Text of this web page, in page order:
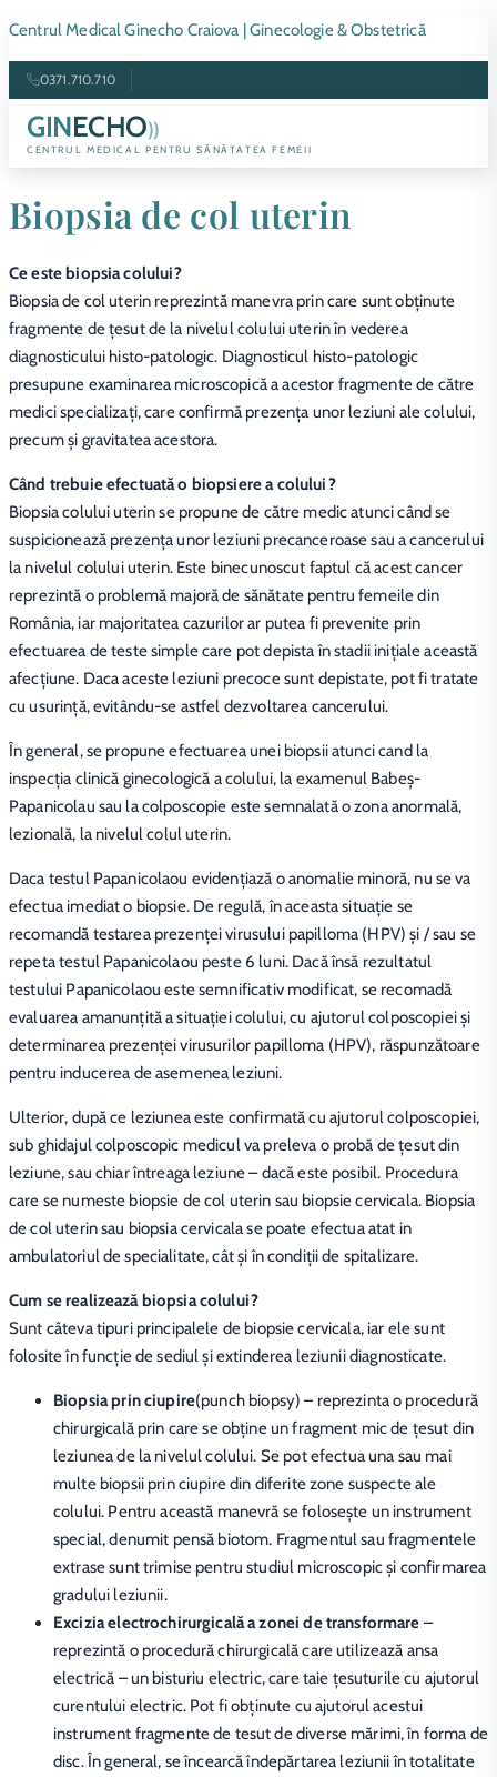
Centrul Medical Ginecho Craiova | Ginecologie & Obstetrică
0371.710.710
GINECHO))
CENTRUL MEDICAL PENTRU SĂNĂTATEA FEMEII
Biopsia de col uterin
Ce este biopsia colului?
Biopsia de col uterin reprezintă manevra prin care sunt obţinute
fragmente de ţesut de la nivelul colului uterin în vederea
diagnosticului histo-patologic. Diagnosticul histo-patologic
presupune examinarea microscopică a acestor fragmente de către
medici specializați, care confirmă prezența unor leziuni ale colului,
precum și gravitatea acestora.
Când trebuie efectuată o biopsiere a colului?
Biopsia colului uterin se propune de către medic atunci când se
suspicionează prezența unor leziuni precanceroase sau a cancerului
la nivelul colului uterin. Este binecunoscut faptul că acest cancer
reprezintă o problemă majoră de sănătate pentru femeile din
România, iar majoritatea cazurilor ar putea fi prevenite prin
efectuarea de teste simple care pot depista în stadii inițiale această
afecțiune. Daca aceste leziuni precoce sunt depistate, pot fi tratate
cu usurință, evitându-se astfel dezvoltarea cancerului.
În general, se propune efectuarea unei biopsii atunci cand la
inspecția clinică ginecologică a colului, la examenul Babeş-
Papanicolau sau la colposcopie este semnalată o zona anormală,
lezională, la nivelul colul uterin.
Daca testul Papanicolaou evidenţiază o anomalie minoră, nu se va
efectua imediat o biopsie. De regulă, în aceasta situație se
recomandă testarea prezenței virusului papilloma (HPV) și / sau se
repeta testul Papanicolaou peste 6 luni. Dacă însă rezultatul
testului Papanicolaou este semnificativ modificat, se recomadă
evaluarea amanunțită a situației colului, cu ajutorul colposcopiei și
determinarea prezenței virusurilor papilloma (HPV), răspunzătoare
pentru inducerea de asemenea leziuni.
Ulterior, după ce leziunea este confirmată cu ajutorul colposcopiei,
sub ghidajul colposcopic medicul va preleva o probă de ţesut din
leziune, sau chiar întreaga leziune – dacă este posibil. Procedura
care se numeste biopsie de col uterin sau biopsie cervicala. Biopsia
de col uterin sau biopsia cervicala se poate efectua atat in
ambulatoriul de specialitate, cât și în condiții de spitalizare.
Cum se realizează biopsia colului?
Sunt câteva tipuri principalele de biopsie cervicala, iar ele sunt
folosite în funcţie de sediul şi extinderea leziunii diagnosticate.
Biopsia prin ciupire(punch biopsy) – reprezinta o procedură
chirurgicală prin care se obține un fragment mic de ţesut din
leziunea de la nivelul colului. Se pot efectua una sau mai
multe biopsii prin ciupire din diferite zone suspecte ale
colului. Pentru această manevră se folosește un instrument
special, denumit pensă biotom. Fragmentul sau fragmentele
extrase sunt trimise pentru studiul microscopic și confirmarea
gradului leziunii.
Excizia electrochirurgicală a zonei de transformare –
reprezintă o procedură chirurgicală care utilizează ansa
electrică – un bisturiu electric, care taie țesuturile cu ajutorul
curentului electric. Pot fi obținute cu ajutorul acestui
instrument fragmente de tesut de diverse mărimi, în forma de
disc. În general, se încearcă îndepărtarea leziunii în totalitate